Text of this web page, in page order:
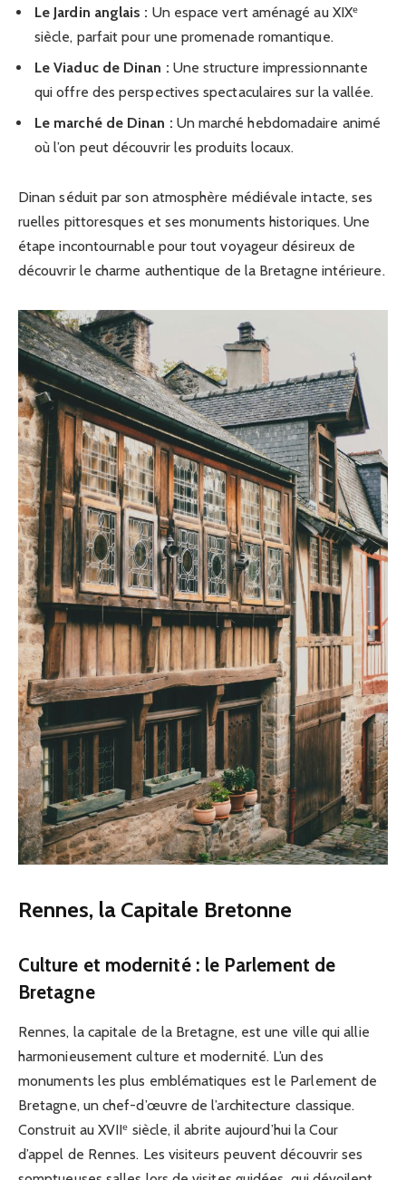
Le Jardin anglais : Un espace vert aménagé au XIXᵉ
siècle, parfait pour une promenade romantique.
Le Viaduc de Dinan : Une structure impressionnante
qui offre des perspectives spectaculaires sur la vallée.
Le marché de Dinan : Un marché hebdomadaire animé
où l’on peut découvrir les produits locaux.
Dinan séduit par son atmosphère médiévale intacte, ses
ruelles pittoresques et ses monuments historiques. Une
étape incontournable pour tout voyageur désireux de
découvrir le charme authentique de la Bretagne intérieure.
Rennes, la Capitale Bretonne
Culture et modernité : le Parlement de
Bretagne
Rennes, la capitale de la Bretagne, est une ville qui allie
harmonieusement culture et modernité. L’un des
monuments les plus emblématiques est le Parlement de
Bretagne, un chef-d’œuvre de l’architecture classique.
Construit au XVIIᵉ siècle, il abrite aujourd’hui la Cour
d’appel de Rennes. Les visiteurs peuvent découvrir ses